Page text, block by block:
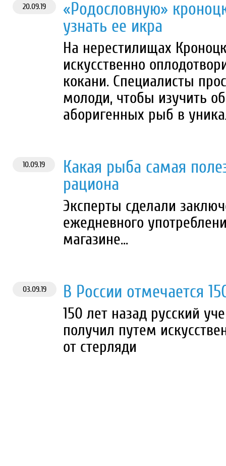
20.09.19
«Родословную»
узнать ее икра
На нерестилищах
искусственно
кокани. Специалисты
молоди, чтобы изучить
аборигенных рыб в
10.09.19
Какая рыба самая
рациона
Эксперты сделали
ежедневного
магазине...
03.09.19 В России отмечается
150 лет назад русский
получил путем
от стерляди